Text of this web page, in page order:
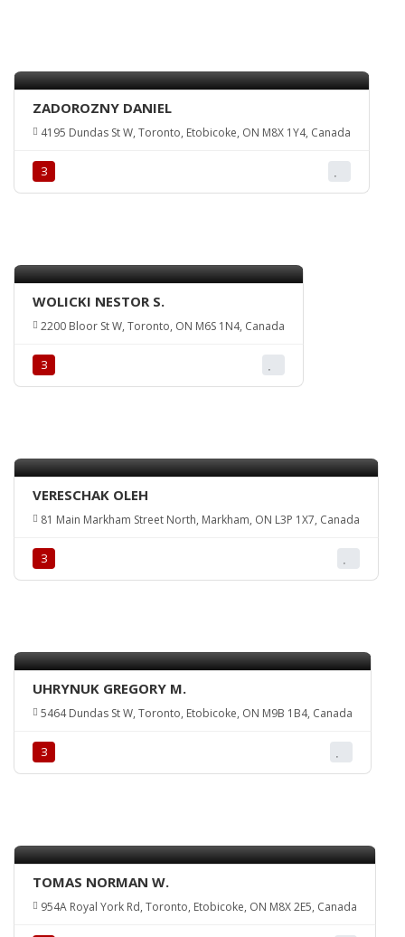
ZADOROZNY DANIEL
4195 Dundas St W, Toronto, Etobicoke, ON M8X 1Y4, Canada
З
WOLICKI NESTOR S.
2200 Bloor St W, Toronto, ON M6S 1N4, Canada
З
VERESCHAK OLEH
81 Main Markham Street North, Markham, ON L3P 1X7, Canada
З
UHRYNUK GREGORY M.
5464 Dundas St W, Toronto, Etobicoke, ON M9B 1B4, Canada
З
TOMAS NORMAN W.
954A Royal York Rd, Toronto, Etobicoke, ON M8X 2E5, Canada